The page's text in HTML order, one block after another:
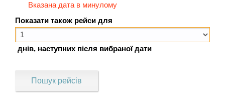
Вказана дата в минулому
Показати також рейси для
днів, наступних після вибраної дати
Пошук рейсів